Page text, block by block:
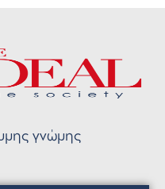
γνώμης